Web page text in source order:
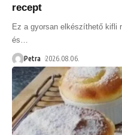
recept
Ez a gyorsan elkészíthető kifli
és
Petra 2026.08.06.